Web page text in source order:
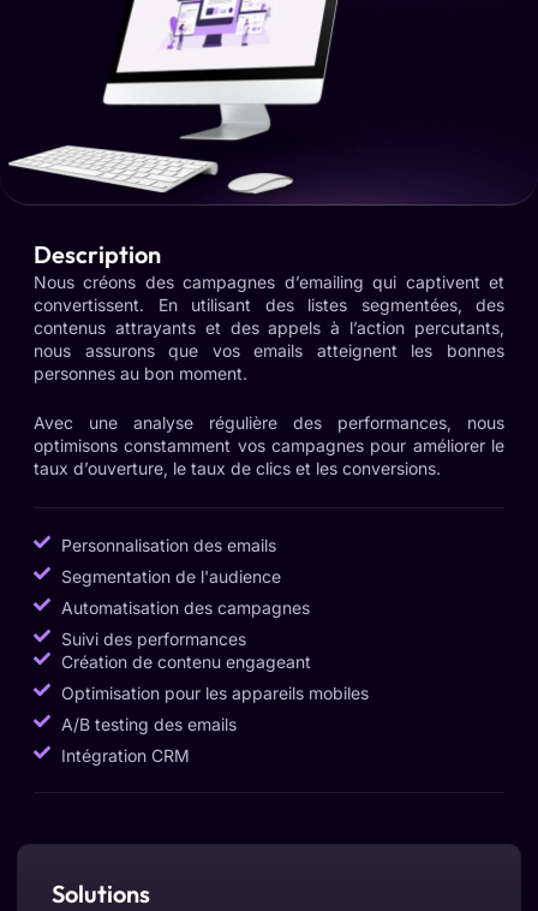
Description
Nous créons des campagnes d’emailing qui captivent et
convertissent. En utilisant des listes segmentées, des
contenus attrayants et des appels à l’action percutants,
nous assurons que vos emails atteignent les bonnes
personnes au bon moment.
Avec une analyse régulière des performances, nous
optimisons constamment vos campagnes pour améliorer le
taux d’ouverture, le taux de clics et les conversions.
Personnalisation des emails
Segmentation de l'audience
Automatisation des campagnes
Suivi des performances
Création de contenu engageant
Optimisation pour les appareils mobiles
A/B testing des emails
Intégration CRM
Solutions